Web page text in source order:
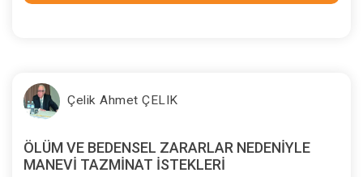
Çelik Ahmet ÇELIK
ÖLÜM VE BEDENSEL ZARARLAR NEDENİYLE
MANEVİ TAZMİNAT İSTEKLERİ